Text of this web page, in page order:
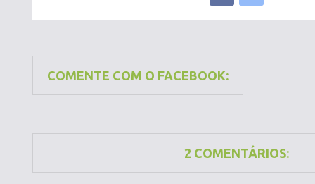
COMENTE COM O FACEBOOK:
2 COMENTÁRIOS: